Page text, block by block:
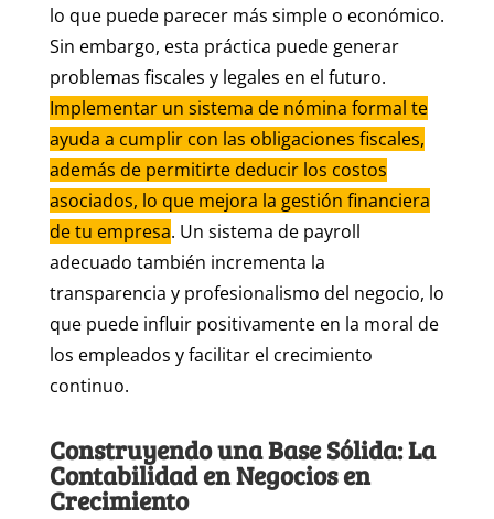
lo que puede parecer más simple o económico.
Sin embargo, esta práctica puede generar
problemas fiscales y legales en el futuro.
Implementar un sistema de nómina formal te
ayuda a cumplir con las obligaciones fiscales,
además de permitirte deducir los costos
asociados, lo que mejora la gestión financiera
de tu empresa. Un sistema de payroll
adecuado también incrementa la
transparencia y profesionalismo del negocio, lo
que puede influir positivamente en la moral de
los empleados y facilitar el crecimiento
continuo.
Construyendo una Base Sólida: La
Contabilidad en Negocios en
Crecimiento